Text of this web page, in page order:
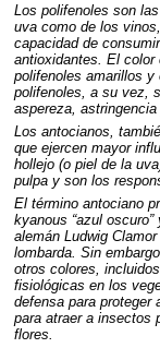
Los polifenoles son
uva como de los
capacidad de
antioxidantes. El
polifenoles amarillos
polifenoles, a su vez,
aspereza,
Los antocianos,
que ejercen mayor
hollejo (o piel de la
pulpa y son los
El término antociano
kyanous “azul
alemán Ludwig
lombarda. Sin
otros colores,
fisiológicas en los
defensa para proteger
para atraer a insectos
flores.